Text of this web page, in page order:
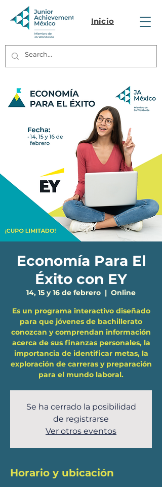
Inicio
Economía Para El
Éxito con EY
14, 15 y 16 de febrero
  |
Online
Es un programa interactivo diseñado
para que jóvenes de bachillerato
conozcan y comprendan información
acerca de sus finanzas personales, la
importancia de identificar metas, la
exploración de carreras y preparación
para el mundo laboral.
Se ha cerrado la posibilidad
de registrarse
Ver otros eventos
Horario y ubicación